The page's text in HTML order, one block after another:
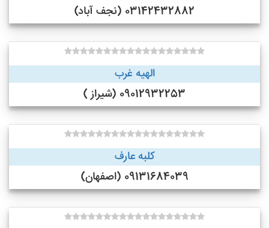
03142432882 (نجف‌ آباد)
الهیه غرب
09012932253 (شیراز )
کلبه عارف
09131684039 (اصفهان)